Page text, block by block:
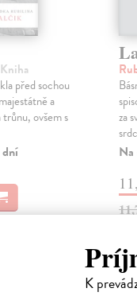
K
před sochou
a
trůnu, ovšem s
za